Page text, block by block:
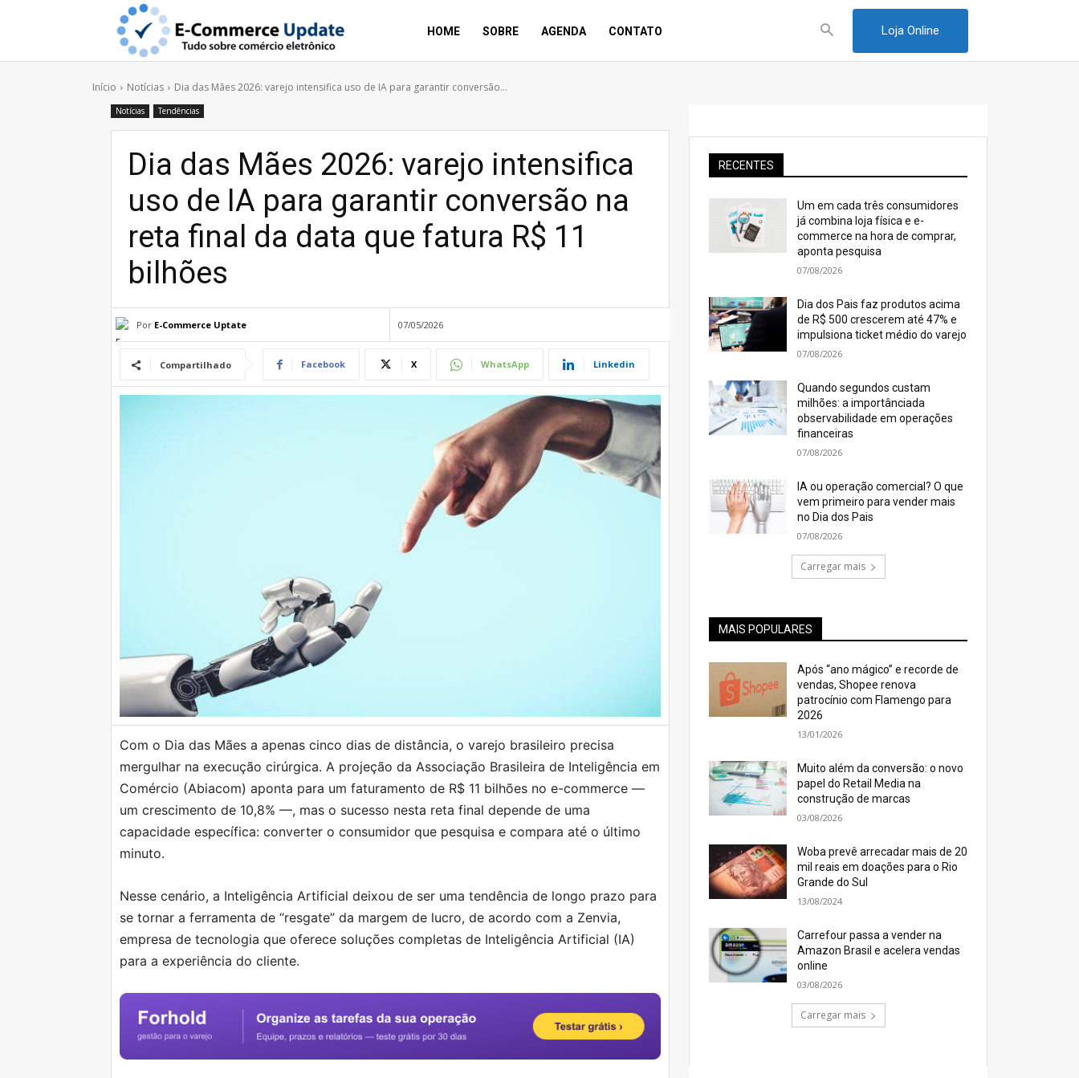
HOME SOBRE AGENDA CONTATO Loja Online
Início Notícias Dia das Mães 2026: varejo intensifica uso de IA para garantir conversão...
Notícias Tendências
Dia das Mães 2026: varejo intensifica
uso de IA para garantir conversão na
reta final da data que fatura R$ 11
bilhões
Por E-Commerce Uptate 07/05/2026
Compartilhado Facebook X WhatsApp Linkedin
Com o Dia das Mães a apenas cinco dias de distância, o varejo brasileiro precisa
mergulhar na execução cirúrgica. A projeção da Associação Brasileira de Inteligência em
Comércio (Abiacom) aponta para um faturamento de R$ 11 bilhões no e-commerce —
um crescimento de 10,8% —, mas o sucesso nesta reta final depende de uma
capacidade específica: converter o consumidor que pesquisa e compara até o último
minuto.
Nesse cenário, a Inteligência Artificial deixou de ser uma tendência de longo prazo para
se tornar a ferramenta de “resgate” da margem de lucro, de acordo com a Zenvia,
empresa de tecnologia que oferece soluções completas de Inteligência Artificial (IA)
para a experiência do cliente.
RECENTES
Um em cada três consumidores
já combina loja física e e-
commerce na hora de comprar,
aponta pesquisa
07/08/2026
Dia dos Pais faz produtos acima
de R$ 500 crescerem até 47% e
impulsiona ticket médio do varejo
07/08/2026
Quando segundos custam
milhões: a importânciada
observabilidade em operações
financeiras
07/08/2026
IA ou operação comercial? O que
vem primeiro para vender mais
no Dia dos Pais
07/08/2026
Carregar mais
MAIS POPULARES
Após “ano mágico” e recorde de
vendas, Shopee renova
patrocínio com Flamengo para
2026
13/01/2026
Muito além da conversão: o novo
papel do Retail Media na
construção de marcas
03/08/2026
Woba prevê arrecadar mais de 20
mil reais em doações para o Rio
Grande do Sul
13/08/2024
Carrefour passa a vender na
Amazon Brasil e acelera vendas
online
03/08/2026
Carregar mais